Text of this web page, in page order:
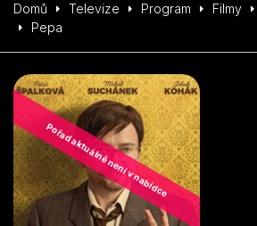
Domů Televize Program Filmy
Pepa
Pořad aktuálně není v nabídce